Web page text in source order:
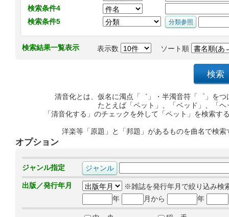
検索条件4
検索条件5
検索結果一覧表示 表示数 ソート順
清音化とは、仮名に濁点「゛」・半濁音符「゜」を
たとえば「ペット」、「ベッド」、「
「清音化する」のチェックを外して「ペット」を検索
洋楽等「原題」と「邦題」があるものを曲名で検
オプション
ジャンル指定
出版／発行年月
※雑誌を発行年月で絞り込み検
年
月から 年